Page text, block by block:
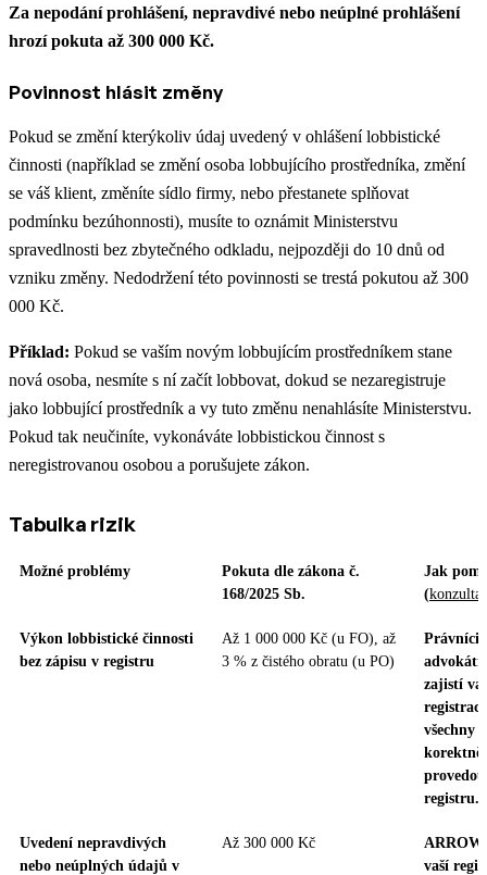
Za nepodání prohlášení, nepravdivé nebo neúplné prohlášení
hrozí pokuta až 300 000 Kč.
Povinnost hlásit změny
Pokud se změní kterýkoliv údaj uvedený v ohlášení lobbistické
činnosti (například se změní osoba lobbujícího prostředníka, změní
se váš klient, změníte sídlo firmy, nebo přestanete splňovat
podmínku bezúhonnosti), musíte to oznámit Ministerstvu
spravedlnosti bez zbytečného odkladu, nejpozději do 10 dnů od
vzniku změny. Nedodržení této povinnosti se trestá pokutou až 300
000 Kč.
Příklad: Pokud se vaším novým lobbujícím prostředníkem stane
nová osoba, nesmíte s ní začít lobbovat, dokud se nezaregistruje
jako lobbující prostředník a vy tuto změnu nenahlásíte Ministerstvu.
Pokud tak neučiníte, vykonáváte lobbistickou činnost s
neregistrovanou osobou a porušujete zákon.
Tabulka rizik
Možné problémy
Pokuta dle zákona č.
168/2025 Sb.
Jak
(
Výkon lobbistické činnosti
bez zápisu v registru
Až 1 000 000 Kč (u FO), až
3 % z čistého obratu (u PO)
Právníci
zajistí
všechny
korektně
registru.
Uvedení nepravdivých
nebo neúplných údajů v
Až 300 000 Kč
vaší